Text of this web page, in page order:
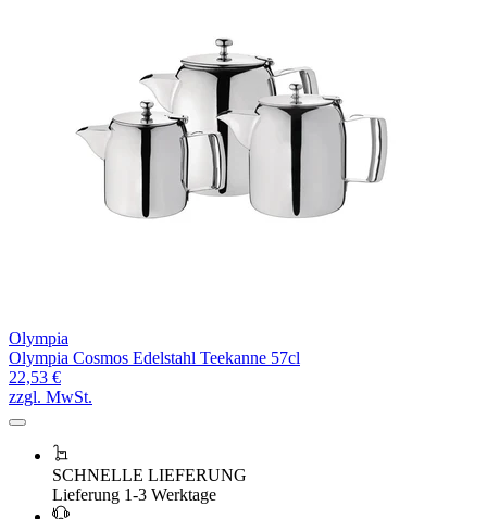
Olympia
Olympia Cosmos Edelstahl Teekanne 57cl
22,53 €
zzgl. MwSt.
SCHNELLE LIEFERUNG
Lieferung 1-3 Werktage